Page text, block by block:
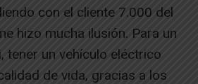
con el cliente 7.000 del
hizo mucha ilusión. Para un
tener un vehículo eléctrico
de vida, gracias a los